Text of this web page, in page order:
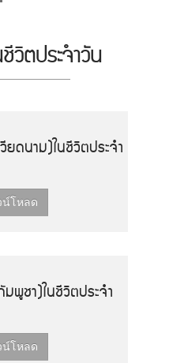
วิตประจำวัน
ยดนาม)ในชีวิตประจำ
น์โหลด
มพูชา)ในชีวิตประจำ
น์โหลด